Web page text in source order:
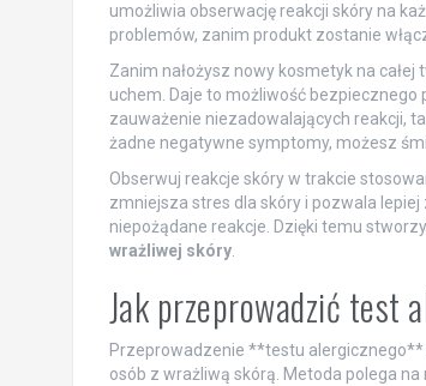
umożliwia obserwację reakcji skóry na
problemów, zanim produkt zostanie
Zanim nałożysz nowy kosmetyk na
uchem. Daje to możliwość
zauważenie niezadowalających reakcji,
żadne negatywne symptomy, możesz
Obserwuj reakcje skóry w trakcie
zmniejsza stres dla skóry i pozwala
niepożądane reakcje. Dzięki temu
wrażliwej skóry.
Jak przeprowadzić test
Przeprowadzenie **testu alergicznego**
osób z wrażliwą skórą. Metoda polega